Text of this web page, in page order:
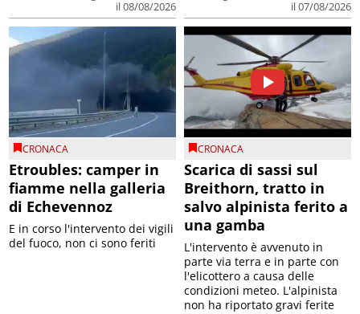
il 08/08/2026
il 07/08/2026
CRONACA
Etroubles: camper in
fiamme nella galleria
di Echevennoz
E in corso l'intervento dei vigili
del fuoco, non ci sono feriti
CRONACA
Scarica di sassi sul
Breithorn, tratto in
salvo alpinista ferito a
una gamba
L'intervento è avvenuto in
parte via terra e in parte con
l'elicottero a causa delle
condizioni meteo. L'alpinista
non ha riportato gravi ferite